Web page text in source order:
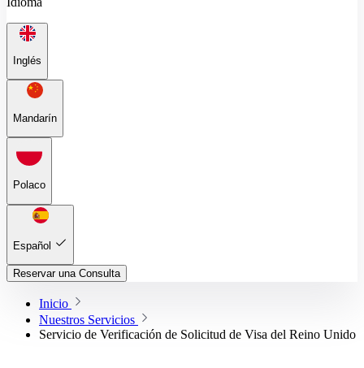
Inglés
Mandarín
Polaco
Español
Reservar una Consulta
Inicio
Nuestros Servicios
Servicio de Verificación de Solicitud de Visa del Reino Unido